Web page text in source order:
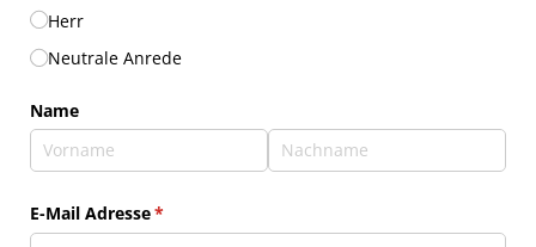
Herr
Neutrale Anrede
Name
E-Mail Adresse*
(erforderlich)